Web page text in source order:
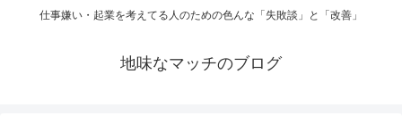
仕事嫌い・起業を考えてる人のための色んな「失敗談」と「改善」
地味なマッチのブログ